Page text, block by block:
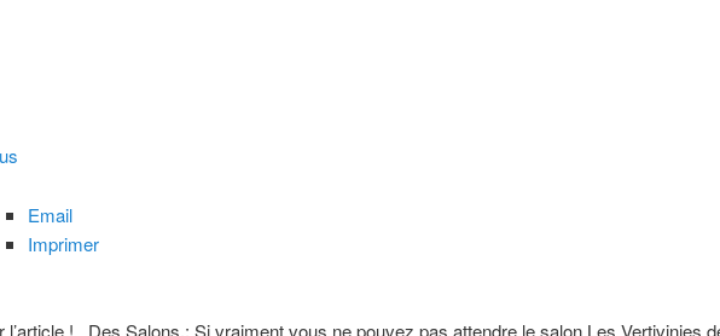
Email
Imprimer
l’article !
Des Salons.: Si vraiment vous ne pouvez pas attendre le salon Les Vertivinies